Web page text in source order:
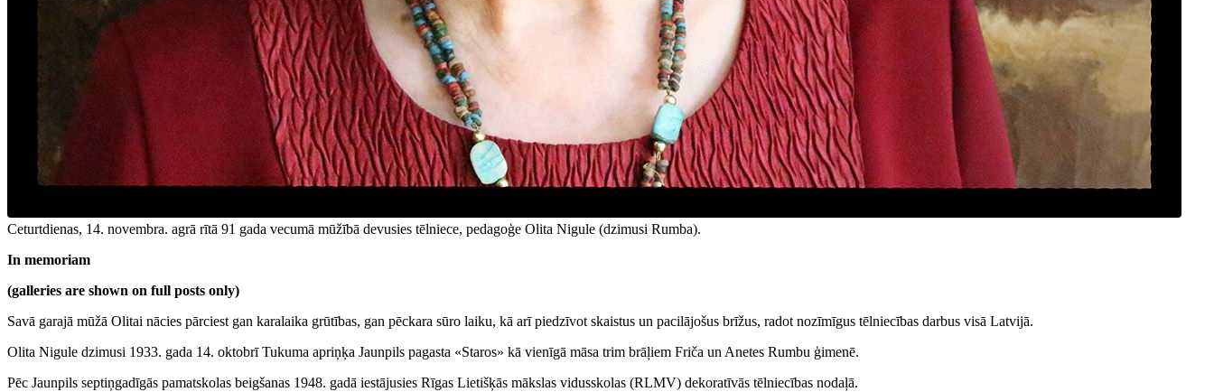
Ceturtdienas, 14. novembra. agrā rītā 91 gada vecumā mūžībā devusies tēlniece, pedagoģe Olita Nigule (dzimusi Rumba).
In memoriam
(galleries are shown on full posts only)
Savā garajā mūžā Olitai nācies pārciest gan karalaika grūtības, gan pēckara sūro laiku, kā arī piedzīvot skaistus un pacilājošus brīžus, radot nozīmīgus tēlniecības darbus visā Latvijā.
Olita Nigule dzimusi 1933. gada 14. oktobrī Tukuma apriņķa Jaunpils pagasta «Staros» kā vienīgā māsa trim brāļiem Friča un Anetes Rumbu ģimenē.
Pēc Jaunpils septiņgadīgās pamatskolas beigšanas 1948. gadā iestājusies Rīgas Lietišķās mākslas vidusskolas (RLMV) dekoratīvās tēlniecības nodaļā.